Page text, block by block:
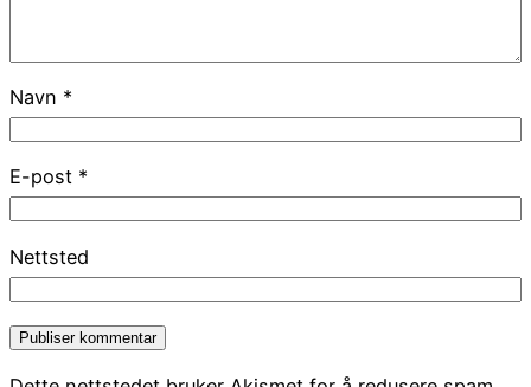
Navn *
E-post *
Nettsted